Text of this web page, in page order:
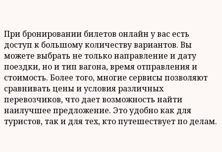
При бронировании билетов онлайн у вас есть
доступ к большому количеству вариантов. Вы
можете выбрать не только направление и дату
поездки, но и тип вагона, время отправления и
стоимость. Более того, многие сервисы позволяют
сравнивать цены и условия различных
перевозчиков, что дает возможность найти
наилучшее предложение. Это удобно как для
туристов, так и для тех, кто путешествует по делам.